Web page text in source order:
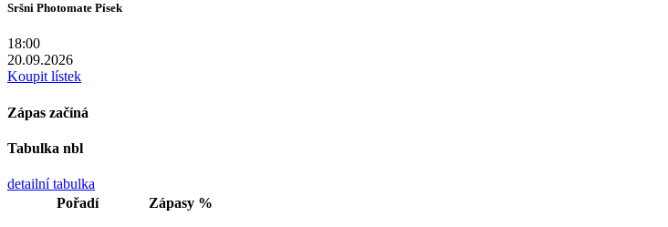
Sršni Photomate Písek
18:00
20.09.2026
Koupit lístek
Zápas začíná
Tabulka nbl
detailní tabulka
Pořadí
Zápasy %